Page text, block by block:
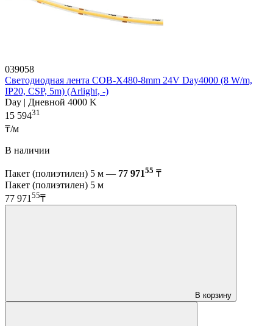
039058
Светодиодная лента COB-X480-8mm 24V Day4000 (8 W/m,
IP20, CSP, 5m) (Arlight, -)
Day | Дневной 4000 K
15 59431
₸/м
В наличии
Пакет (полиэтилен) 5 м — 77 97155 ₸
Пакет (полиэтилен) 5 м
77 971 55₸
В корзину